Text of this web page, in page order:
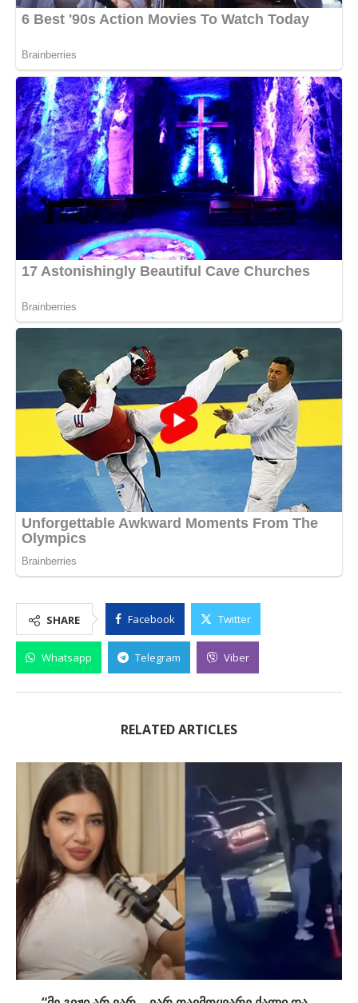
SHARE Facebook Twitter
Whatsapp Telegram Viber
RELATED ARTICLES